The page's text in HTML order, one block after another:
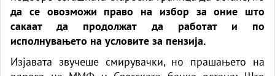
да се овозможи право на избор за оние што
сакаат да продолжат да работат и по
исполнувањето на условите за пензија.
Изјавата звучеше смирувачки, но прашањето на